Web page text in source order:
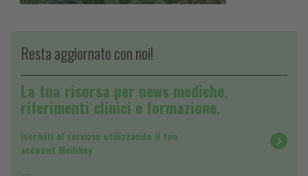
Resta aggiornato con noi!
La tua risorsa per news mediche,
riferimenti clinici e formazione.
Iscriviti al servizio utilizzando il tuo
account Medikey